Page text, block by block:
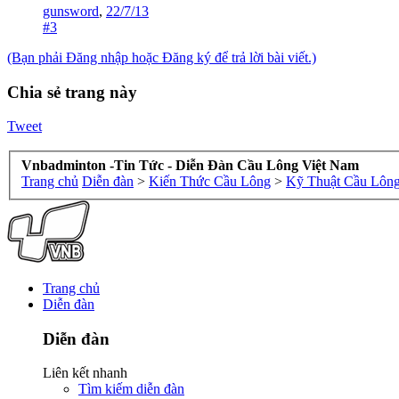
gunsword, 22/7/13
#3
(Bạn phải Đăng nhập hoặc Đăng ký để trả lời bài viết.)
Chia sẻ trang này
Tweet
Vnbadminton -Tin Tức - Diễn Đàn Cầu Lông Việt Nam
Trang chủ Diễn đàn > Kiến Thức Cầu Lông > Kỹ Thuật Cầu
Trang chủ
Diễn đàn
Diễn đàn
Liên kết nhanh
Tìm kiếm diễn đàn